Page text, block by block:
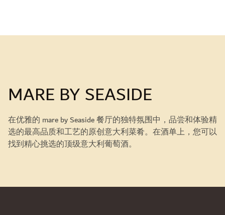
MARE BY SEASIDE
在优雅的 mare by Seaside 餐厅的独特氛围中，品尝和体验精
选的最高品质和工艺的原创意大利菜肴。在酒单上，您可以
找到精心挑选的顶级意大利葡萄酒。